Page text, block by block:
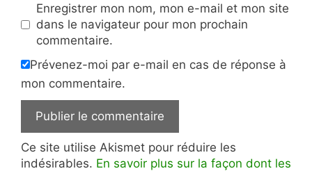
Enregistrer mon nom, mon e-mail et mon site
dans le navigateur pour mon prochain
commentaire.
Prévenez-moi par e-mail en cas de réponse à
mon commentaire.
Ce site utilise Akismet pour réduire les
indésirables. En savoir plus sur la façon dont les